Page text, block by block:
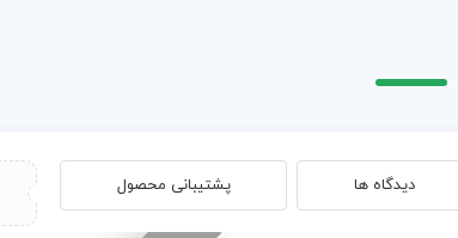
دیدگاه ها پشتیبانی محصول